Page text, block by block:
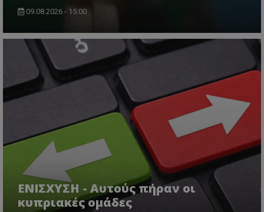
09.08.2026 - 15:00
ΕΝΙΣΧΥΣΗ - Αυτούς πήραν οι
κυπριακές ομάδες